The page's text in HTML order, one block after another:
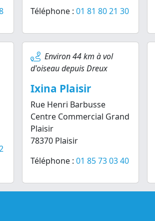
Téléphone : 01 81 80 21 30
Environ 44 km à vol
d'oiseau depuis Dreux
Ixina Plaisir
Rue Henri Barbusse
Centre Commercial Grand
Plaisir
78370 Plaisir
Téléphone : 01 85 73 03 40